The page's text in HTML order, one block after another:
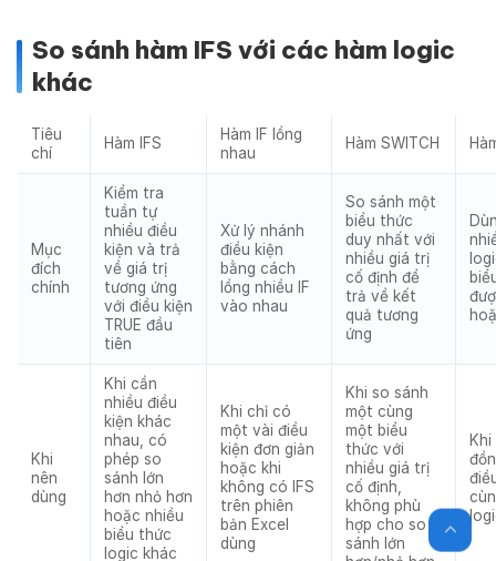
So sánh hàm IFS với các hàm logic
khác
Tiêu
chí
Hàm IFS
Hàm IF lồng
nhau
Hàm SWITCH
Mục
đích
chính
Kiểm tra
tuần tự
nhiều điều
kiện và trả
về giá trị
tương ứng
với điều kiện
TRUE đầu
tiên
Xử lý nhánh
điều kiện
bằng cách
lồng nhiều IF
vào nhau
So sánh một
biểu thức
duy nhất với
nhiều giá trị
cố định để
trả về kết
quả tương
ứng
Khi
nên
dùng
Khi cần
nhiều điều
kiện khác
nhau, có
phép so
sánh lớn
hơn nhỏ hơn
hoặc nhiều
biểu thức
logic khác
Khi chỉ có
một vài điều
kiện đơn giản
hoặc khi
không có IFS
trên phiên
bản Excel
dùng
Khi so sánh
một cùng
một biểu
thức với
nhiều giá trị
cố định,
không phù
hợp cho so
sánh lớn